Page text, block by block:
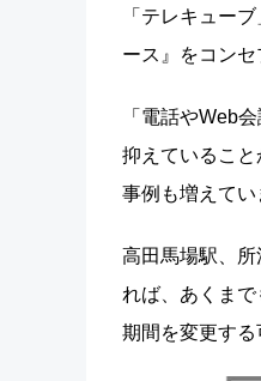
「テレキュー
ース』をコン
「電話やWeb
抑えているこ
事例も増えてい
高田馬場駅、
れば、あくま
期間を変更する